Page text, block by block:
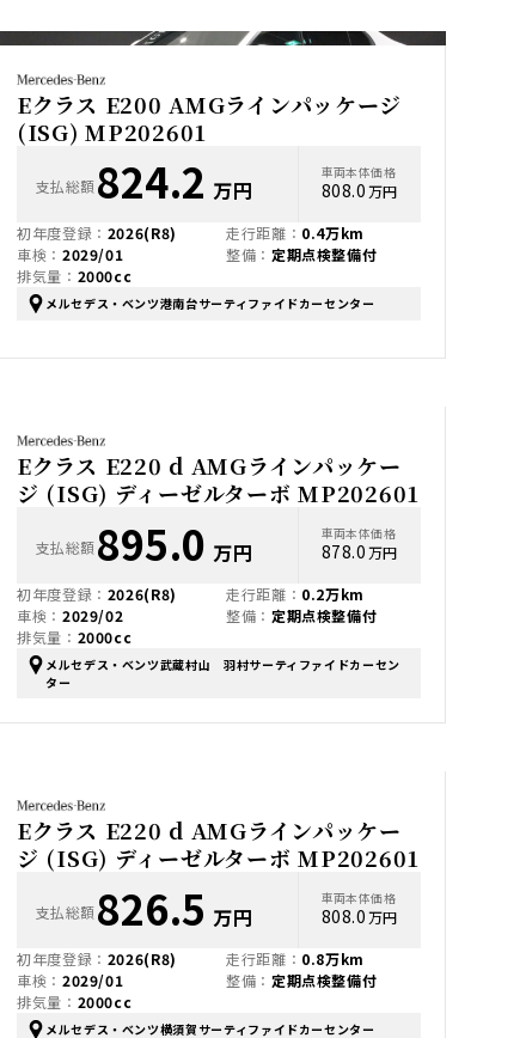
Eクラス E200 AMGラインパッケージ
(ISG) MP202601
支払総額824.2 万円
車両本体価格
808.0万円
初年度登録： 2026(R8)
車検： 2029/01
排気量： 2000cc
走行距離： 0.4万km
整備： 定期点検整備付
メルセデス・ベンツ港南台サーティファイドカーセンター
Eクラス E220 d AMGラインパッケー
ジ (ISG) ディーゼルターボ MP202601
支払総額895.0 万円
車両本体価格
878.0万円
初年度登録： 2026(R8)
車検： 2029/02
排気量： 2000cc
走行距離： 0.2万km
整備： 定期点検整備付
メルセデス・ベンツ武蔵村山 羽村サーティファイドカーセン
ター
Eクラス E220 d AMGラインパッケー
ジ (ISG) ディーゼルターボ MP202601
支払総額826.5 万円
車両本体価格
808.0万円
初年度登録： 2026(R8)
車検： 2029/01
排気量： 2000cc
走行距離： 0.8万km
整備： 定期点検整備付
メルセデス・ベンツ横須賀サーティファイドカーセンター